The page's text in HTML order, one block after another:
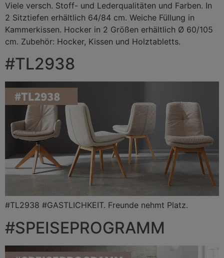
Viele versch. Stoff- und Lederqualitäten und Farben. In
2 Sitztiefen erhältlich 64/84 cm. Weiche Füllung in
Kammerkissen. Hocker in 2 Größen erhältlich Ø 60/105
cm. Zubehör: Hocker, Kissen und Holztabletts.
#TL2938
#TL2938 #GASTLICHKEIT. Freunde nehmt Platz.
#SPEISEPROGRAMM